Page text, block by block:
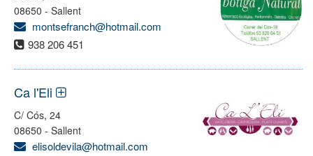
08650 - Sallent
montsefranch@hotmail.com
938 206 451
Ca l'Eli
C/ Cós, 24
08650 - Sallent
elisoldevila@hotmail.com